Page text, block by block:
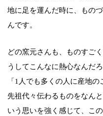
地に足を運んだ時に、もの
んです。
どの窯元さんも、ものすご
うしてこんなに熱心なんだ
「1人でも多くの人に産地
先祖代々伝わるものをなん
いう思いを強く感じて、こ